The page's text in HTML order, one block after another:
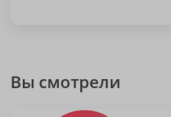
Вы смотрели